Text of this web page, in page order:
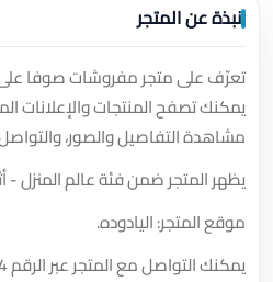
نبذة عن المتجر
تعرّف على متجر مفروشات صوفا
يمكنك تصفح المنتجات والإعلانات
مشاهدة التفاصيل والصور،
يظهر المتجر ضمن فئة عالم المنزل
موقع المتجر: اليادوده.
يمكنك التواصل مع المتجر عبر الرقم